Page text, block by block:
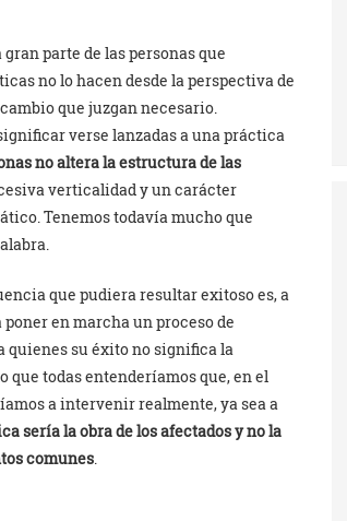
parte de las personas que
no lo hacen desde la perspectiva de
que juzgan necesario.
verse lanzadas a una práctica
no altera la estructura de las
verticalidad y un carácter
Tenemos todavía mucho que
que pudiera resultar exitoso es, a
en marcha un proceso de
quienes su éxito no significa la
todas entenderíamos que, en el
a intervenir realmente, ya sea a
sería la obra de los afectados y no la
comunes.